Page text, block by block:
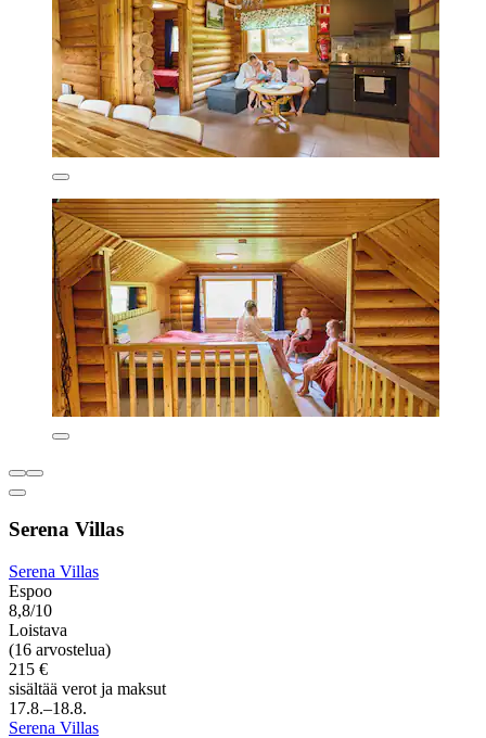
Serena Villas
Serena Villas
Espoo
8,8/10
Loistava
(16 arvostelua)
215 €
sisältää verot ja maksut
17.8.–18.8.
Serena Villas